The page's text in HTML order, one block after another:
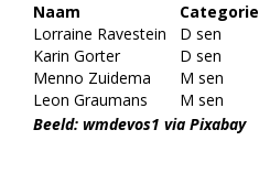
Naam Categorie
Lorraine Ravestein D sen
Karin Gorter
D sen
Menno Zuidema
M sen
Leon Graumans
M sen
Beeld: wmdevos1 via Pixabay